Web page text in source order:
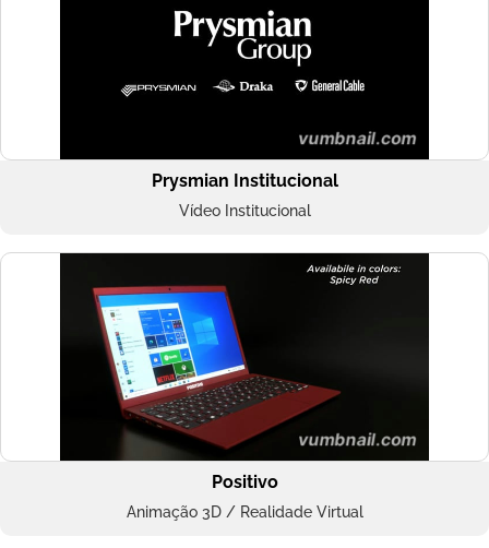
Prysmian Institucional
Vídeo Institucional
Positivo
Animação 3D / Realidade Virtual